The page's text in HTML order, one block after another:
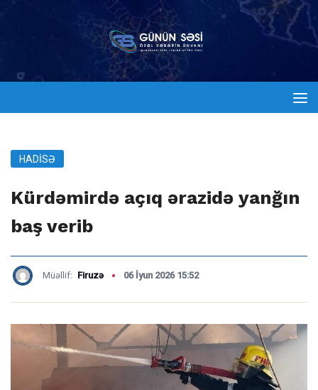
HADISƏ
Kürdəmirdə açıq ərazidə yanğın
baş verib
Müəllif: Firuzə 06 İyun 2026 15:52